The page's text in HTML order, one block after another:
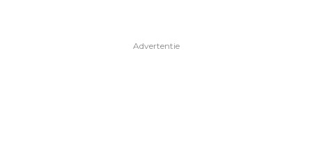
Advertentie